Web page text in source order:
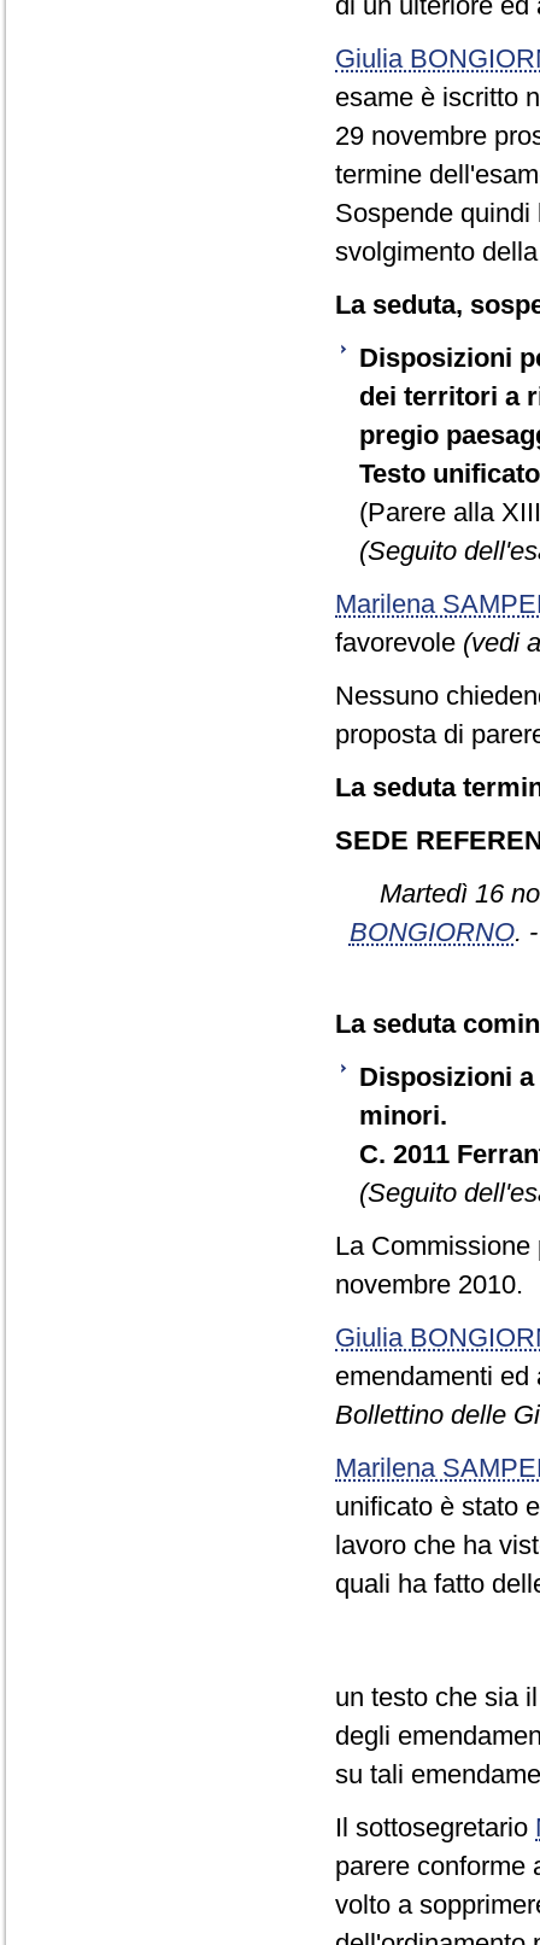
Giulia
esame è iscritto
29 novembre
termine
Sospende
svolgimento
La seduta,
Disposizioni
dei territori a
pregio
Testo
(Parere alla
(Seguito
Marilena
favorevole (vedi
Nessuno
proposta di
La seduta
SEDE
Martedì 16
BONGIORNO.
La seduta
Disposizioni
minori.
C. 2011
(Seguito
La
novembre 2010.
Giulia
emendamenti
Bollettino delle
Marilena
unificato è stato
lavoro che ha
quali ha fatto
un testo che sia
degli
su tali
Il sottosegretario
parere conforme
volto a